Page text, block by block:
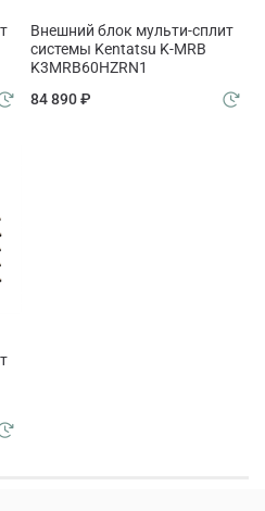
Внешний блок мульти-сплит
системы Kentatsu K-MRB
K3MRB60HZRN1
84 890 ₽